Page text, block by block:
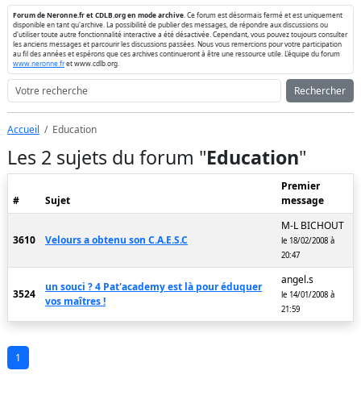
Forum de Neronne.fr et CDLB.org en mode archive . Ce forum est désormais fermé et est uniquement
disponible en tant qu'archive. La possibilité de publier des messages, de répondre aux discussions ou
d'utiliser toute autre fonctionnalité interactive a été désactivée. Cependant, vous pouvez toujours consulter
les anciens messages et parcourir les discussions passées. Nous vous remercions pour votre participation
au fil des années et espérons que ces archives continueront à être une ressource utile. L'équipe du forum
www.neronne.fret www.cdlb.org.
Rechercher
Accueil Education
Les 2 sujets du forum "Education"
# Sujet
Premier
message
3610 Velours a obtenu son C.A.E.S.C
M-L BICHOUT
le 18/02/2008 à
20:47
3524
un souci ? 4 Pat'academy est là pour éduquer
vos maîtres !
angel.s
le 14/01/2008 à
21:59
1